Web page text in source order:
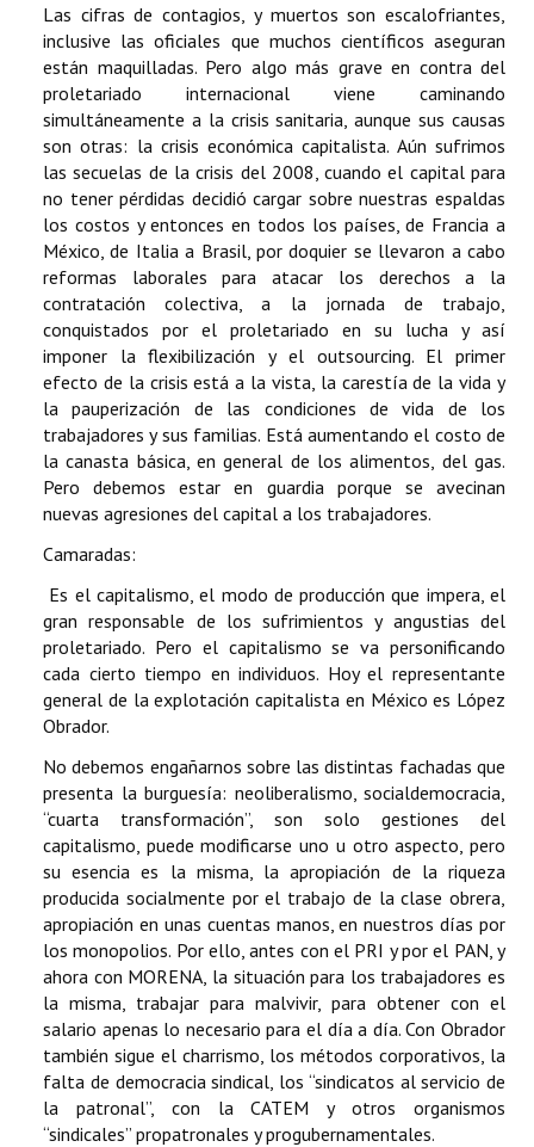
Las cifras de contagios, y muertos son escalofriantes,
inclusive las oficiales que muchos científicos aseguran
están maquilladas. Pero algo más grave en contra del
proletariado internacional viene caminando
simultáneamente a la crisis sanitaria, aunque sus causas
son otras: la crisis económica capitalista. Aún sufrimos
las secuelas de la crisis del 2008, cuando el capital para
no tener pérdidas decidió cargar sobre nuestras espaldas
los costos y entonces en todos los países, de Francia a
México, de Italia a Brasil, por doquier se llevaron a cabo
reformas laborales para atacar los derechos a la
contratación colectiva, a la jornada de trabajo,
conquistados por el proletariado en su lucha y así
imponer la flexibilización y el outsourcing. El primer
efecto de la crisis está a la vista, la carestía de la vida y
la pauperización de las condiciones de vida de los
trabajadores y sus familias. Está aumentando el costo de
la canasta básica, en general de los alimentos, del gas.
Pero debemos estar en guardia porque se avecinan
nuevas agresiones del capital a los trabajadores.
Camaradas:
Es el capitalismo, el modo de producción que impera, el
gran responsable de los sufrimientos y angustias del
proletariado. Pero el capitalismo se va personificando
cada cierto tiempo en individuos. Hoy el representante
general de la explotación capitalista en México es López
Obrador.
No debemos engañarnos sobre las distintas fachadas que
presenta la burguesía: neoliberalismo, socialdemocracia,
“cuarta transformación”, son solo gestiones del
capitalismo, puede modificarse uno u otro aspecto, pero
su esencia es la misma, la apropiación de la riqueza
producida socialmente por el trabajo de la clase obrera,
apropiación en unas cuentas manos, en nuestros días por
los monopolios. Por ello, antes con el PRI y por el PAN, y
ahora con MORENA, la situación para los trabajadores es
la misma, trabajar para malvivir, para obtener con el
salario apenas lo necesario para el día a día. Con Obrador
también sigue el charrismo, los métodos corporativos, la
falta de democracia sindical, los “sindicatos al servicio de
la patronal”, con la CATEM y otros organismos
“sindicales” propatronales y progubernamentales.